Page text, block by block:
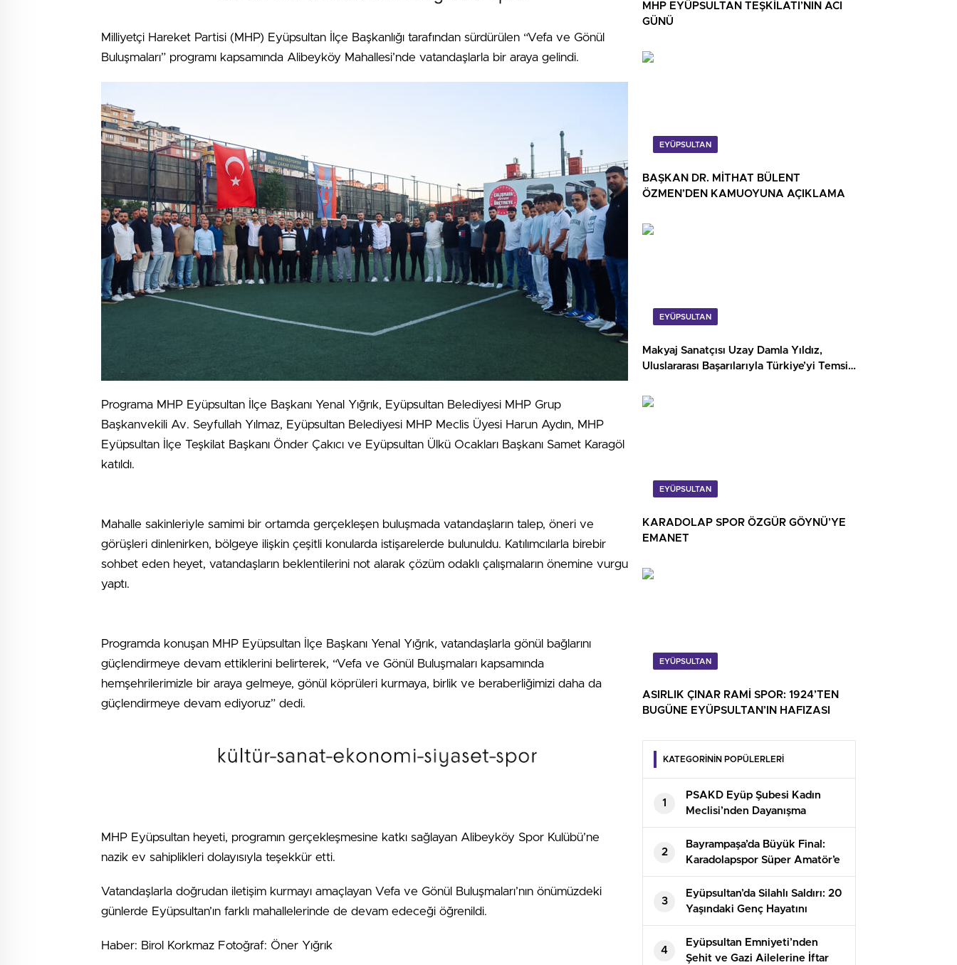
Milliyetçi Hareket Partisi (MHP) Eyüpsultan İlçe Başkanlığı tarafından sürdürülen “Vefa ve Gönül
Buluşmaları” programı kapsamında Alibeyköy Mahallesi’nde vatandaşlarla bir araya gelindi.
Programa MHP Eyüpsultan İlçe Başkanı Yenal Yığrık, Eyüpsultan Belediyesi MHP Grup
Başkanvekili Av. Seyfullah Yılmaz, Eyüpsultan Belediyesi MHP Meclis Üyesi Harun Aydın, MHP
Eyüpsultan İlçe Teşkilat Başkanı Önder Çakıcı ve Eyüpsultan Ülkü Ocakları Başkanı Samet Karagöl
katıldı.
Mahalle sakinleriyle samimi bir ortamda gerçekleşen buluşmada vatandaşların talep, öneri ve
görüşleri dinlenirken, bölgeye ilişkin çeşitli konularda istişarelerde bulunuldu. Katılımcılarla birebir
sohbet eden heyet, vatandaşların beklentilerini not alarak çözüm odaklı çalışmaların önemine vurgu
yaptı.
Programda konuşan MHP Eyüpsultan İlçe Başkanı Yenal Yığrık, vatandaşlarla gönül bağlarını
güçlendirmeye devam ettiklerini belirterek, “Vefa ve Gönül Buluşmaları kapsamında
hemşehrilerimizle bir araya gelmeye, gönül köprüleri kurmaya, birlik ve beraberliğimizi daha da
güçlendirmeye devam ediyoruz” dedi.
MHP Eyüpsultan heyeti, programın gerçekleşmesine katkı sağlayan Alibeyköy Spor Kulübü’ne
nazik ev sahiplikleri dolayısıyla teşekkür etti.
Vatandaşlarla doğrudan iletişim kurmayı amaçlayan Vefa ve Gönül Buluşmaları’nın önümüzdeki
günlerde Eyüpsultan’ın farklı mahallelerinde de devam edeceği öğrenildi.
Haber: Birol Korkmaz Fotoğraf: Öner Yığrık
MHP EYÜPSULTAN TEŞKİLATI’NIN ACI
GÜNÜ
EYÜPSULTAN
BAŞKAN DR. MİTHAT BÜLENT
ÖZMEN’DEN KAMUOYUNA AÇIKLAMA
EYÜPSULTAN
Makyaj Sanatçısı Uzay Damla Yıldız,
Uluslararası Başarılarıyla Türkiye’yi Temsil
EYÜPSULTAN
KARADOLAP SPOR ÖZGÜR GÖYNÜ’YE
EMANET
EYÜPSULTAN
ASIRLIK ÇINAR RAMİ SPOR: 1924’TEN
BUGÜNE EYÜPSULTAN’IN HAFIZASI
KATEGORİNİN POPÜLERLERİ
1
PSAKD Eyüp Şubesi Kadın
Meclisi’nden Dayanışma
Etkinliği: Abdallar Pazarı Açıldı
2
Bayrampaşa’da Büyük Final:
Karadolapspor Süper Amatör’e
Döndü
3
Eyüpsultan’da Silahlı Saldırı: 20
Yaşındaki Genç Hayatını
Kaybetti
4
Eyüpsultan Emniyeti’nden
Şehit ve Gazi Ailelerine İftar